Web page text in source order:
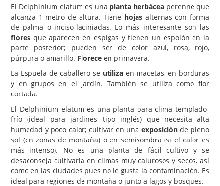
Flores y Plantas
Árboles y Palmeras
Arbustos y Trepadoras
Cactus y Suculentas
El Delphinium elatum es una planta herbácea perenne que
alcanza 1 metro de altura. Tiene hojas alternas con forma
de palma o inciso-laciniadas. Lo más interesante son las
flores que aparecen en espigas y tienen un espolón en la
parte posterior; pueden ser de color azul, rosa, rojo,
púrpura o amarillo. Florece en primavera.
La Espuela de caballero se utiliza en macetas, en borduras
y en grupos en el jardín. También se utiliza como flor
cortada.
El Delphinium elatum es una planta para clima templado-
frío (ideal para jardines tipo inglés) que necesita alta
humedad y poco calor; cultivar en una exposiciónde pleno
sol (en zonas de montaña) o en semisombra (si el calor es
más intenso). No es una planta de fácil cultivo y se
desaconseja cultivarla en climas muy calurosos y secos, así
como en las ciudades pues no le gusta la contaminación. Es
ideal para regiones de montaña o junto a lagos y bosques.